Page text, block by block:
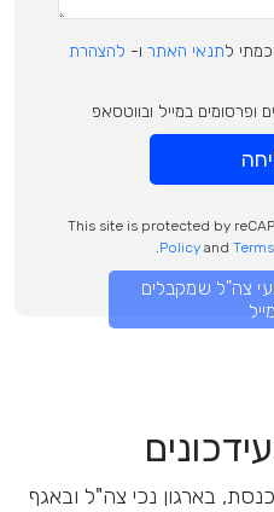
לתנאי האתר ו- להצהרת
במייל ובווטסאפ
This site is protected by
Policyand
צה"ל שמקבלים
בארגון נכי צה"ל ובאגף